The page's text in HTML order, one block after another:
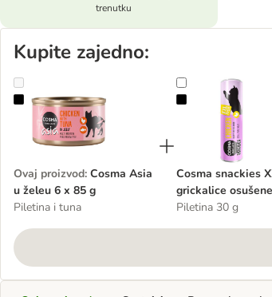
trenutku
Kupite zajedno:
Cosma Asia u želeu 6 x 85 g
Ovaj proizvod: Cosma Asia
u želeu 6 x 85 g
Piletina i tuna
Cosma snackies
Cosma snackies
grickalice osušene
zamrzavanjem
Piletina 30 g